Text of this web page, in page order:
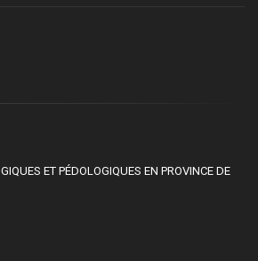
ET PÉDOLOGIQUES EN PROVINCE DE